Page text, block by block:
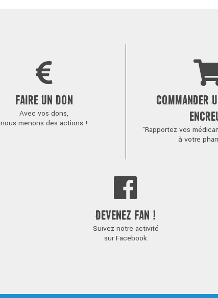
FAIRE UN DON
Avec vos dons,
nous menons des actions !
COMMANDER
"Rapportez vos
à votre
DEVENEZ FAN !
Suivez notre activité
sur Facebook